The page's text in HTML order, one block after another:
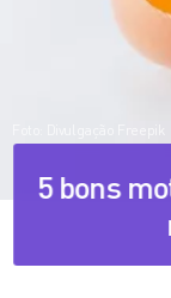
5 bons